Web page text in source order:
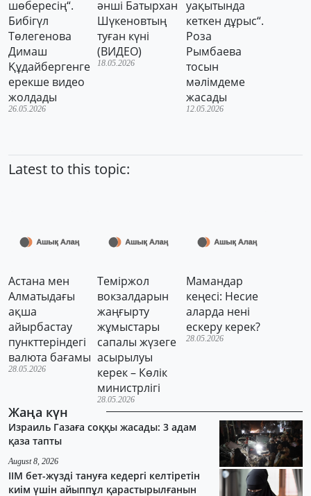
шөбересің“.
Бибігүл
Төлегенова
Димаш
Құдайбергенге
ерекше видео
жолдады
26.05.2026
әнші Батырхан
Шүкеновтың
туған күні
(ВИДЕО)
18.05.2026
уақытында
кеткен дұрыс“.
Роза
Рымбаева
тосын
мәлімдеме
жасады
12.05.2026
Latest to this topic:
Астана мен
Алматыдағы
ақша
айырбастау
пункттеріндегі
валюта бағамы
28.05.2026
Теміржол
вокзалдарын
жаңғырту
жұмыстары
сапалы жүзеге
асырылуы
керек – Көлік
министрлігі
28.05.2026
Мамандар
кеңесі: Несие
аларда нені
ескеру керек?
28.05.2026
Жаңа күн
Израиль Газаға соққы жасады: 3 адам
қаза тапты
August 8, 2026
ІІМ бет-жүзді тануға кедергі келтіретін
киім үшін айыппұл қарастырылғанын